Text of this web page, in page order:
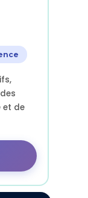
et de